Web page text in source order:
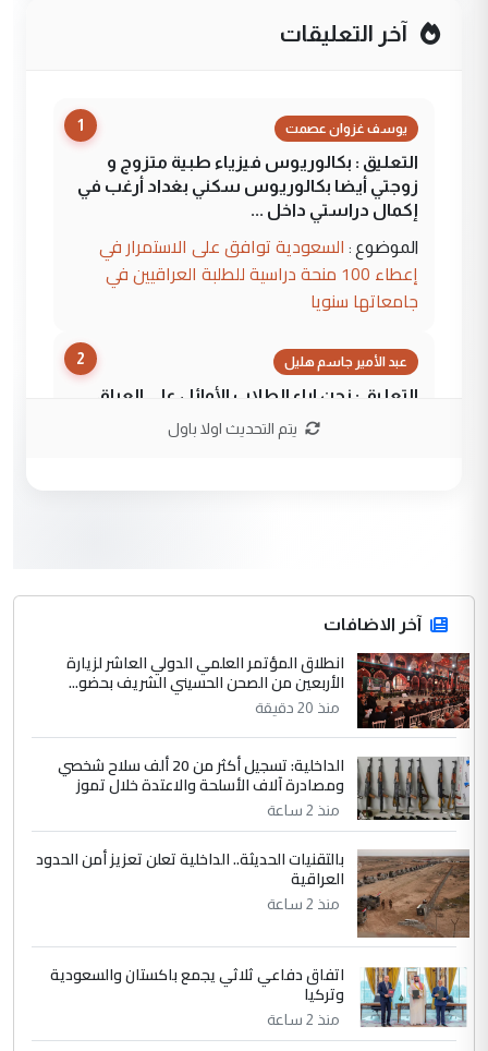
آخر التعليقات
1 يوسف غزوان عصمت
التعليق : بكالوريوس فيزياء طبية متزوج و
زوجتي أيضا بكالوريوس سكني بغداد أرغب في
إكمال دراستي داخل ...
الموضوع : السعودية توافق على الاستمرار في
إعطاء 100 منحة دراسية للطلبة العراقيين في
جامعاتها سنويا
2 عبد الأمير جاسم هليل
التعليق : نحن اباء الطلاب الأوائل على العراق
نتشرف بلقاء السيد احمد الصافي في العتبات
التعليق : قرار مستعجل جدا ولامصلحة فيه
للوزاره ولا للمواطن القرار الصائب يكون بعد
الاستماع للمدير ومغرفة ...
الموضوع :
وزير الصحة يعفي مدير مستشفى الكرخ
العام في بغداد
4 سردار
التعليق : واحد من عصابة علي ماما يسقط
جنسية الرافد الثالث للعراق ومن اصول عريقة
ابا فرات ...
الموضوع :
الجواهري يرد على صدام حسين سل
مضجعيك يابن الزنا (نص كامل)
5 سردار
التعليق : واحد من عصابة علي ماما يسقط
جنسية الرافد الثالث للعراق ومن اصول عريقة
يتم التحديث اولا باول
آخر الاضافات
انطلاق المؤتمر العلمي الدولي العاشر لزيارة
الأربعين من الصحن الحسيني الشريف بحضو...
منذ 20 دقيقة
الداخلية: تسجيل أكثر من 20 ألف سلاح شخصي
ومصادرة آلاف الأسلحة والاعتدة خلال تموز
منذ 2 ساعة
بالتقنيات الحديثة.. الداخلية تعلن تعزيز أمن الحدود
العراقية
منذ 2 ساعة
اتفاق دفاعي ثلاثي يجمع باكستان والسعودية
وتركيا
منذ 2 ساعة